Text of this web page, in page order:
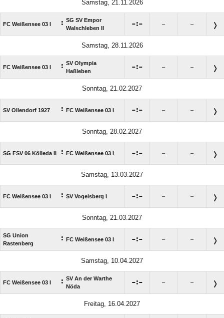
Samstag, 21.11.2026
FC Weißensee 03 I : SG SV Empor
Walschleben II
: – –
Samstag, 28.11.2026
FC Weißensee 03 I : SV Olympia
Haßleben
: – –
Sonntag, 21.02.2027
SV Ollendorf 1927 : FC Weißensee 03 I : – –
Sonntag, 28.02.2027
SG FSV 06 Kölleda II : FC Weißensee 03 I : – –
Samstag, 13.03.2027
FC Weißensee 03 I : SV Vogelsberg I : – –
Sonntag, 21.03.2027
SG Union
Rastenberg
: FC Weißensee 03 I : – –
Samstag, 10.04.2027
FC Weißensee 03 I : SV An der Warthe
Nöda
: – –
Freitag, 16.04.2027